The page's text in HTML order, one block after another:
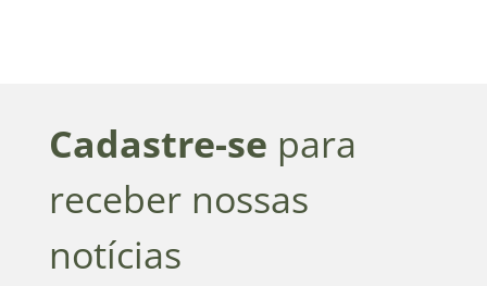
Cadastre-se para
receber nossas
notícias